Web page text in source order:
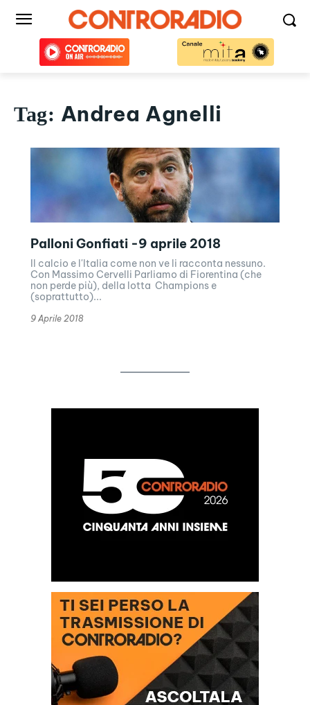
Tag: Andrea Agnelli
Palloni Gonfiati -9 aprile 2018
Il calcio e l'Italia come non ve li racconta nessuno.
Con Massimo Cervelli Parliamo di Fiorentina (che
non perde più), della lotta Champions e
(soprattutto)...
9 Aprile 2018